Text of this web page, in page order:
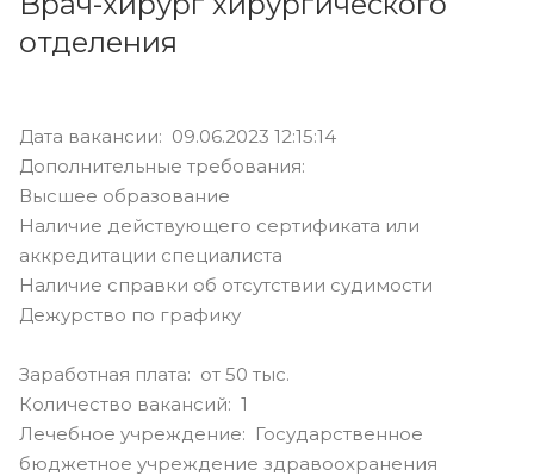
отделения
Дата вакансии: 09.06.2023 12:15:14
Дополнительные требования:
Высшее образование
Наличие действующего сертификата или
аккредитации специалиста
Наличие справки об отсутствии судимости
Дежурство по графику
Заработная плата: от 50 тыс.
Количество вакансий: 1
Лечебное учреждение: Государственное
бюджетное учреждение здравоохранения